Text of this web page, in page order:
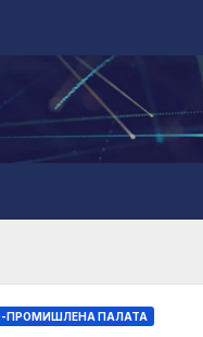
ПРОМИШЛЕНА ПАЛАТА